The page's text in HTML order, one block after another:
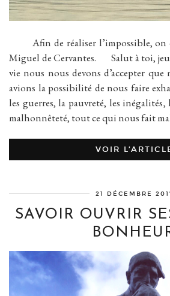
Afin de réaliser l’impossible, on
Miguel de Cervantes. Salut à toi,
vie nous nous devons d’accepter
avions la possibilité de nous faire
les guerres, la pauvreté, les inégalités,
malhonnêteté, tout ce qui nous fait
VOIR
21 DÉCEMBRE
SAVOIR OUVRIR